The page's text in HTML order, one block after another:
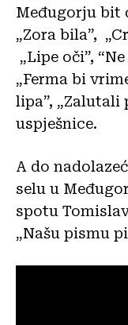
Međugorju bit
„Zora bila”,
„Lipe oči”,
„Ferma bi
lipa”, „Zalutali
uspješnice.
A do
selu u
spotu
„Našu pismu